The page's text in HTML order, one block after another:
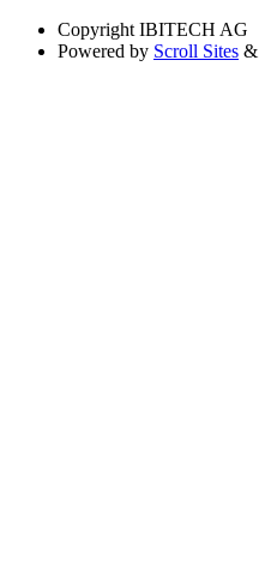
Copyright IBITECH AG
Powered by Scroll Sites &